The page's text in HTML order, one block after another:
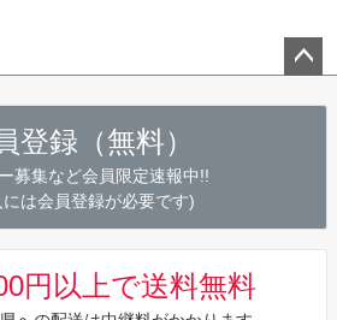
登録（無料）
募集など会員限定速報中!!
には会員登録が必要です)
円以上で送料無料